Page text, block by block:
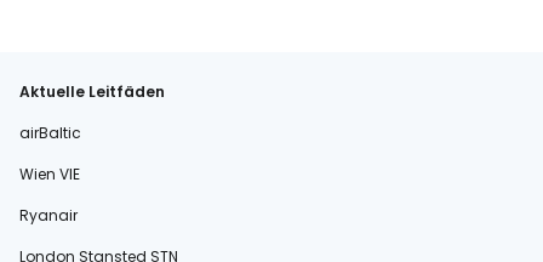
Aktuelle Leitfäden
airBaltic
Wien VIE
Ryanair
London Stansted STN